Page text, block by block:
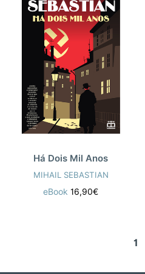
Há Dois Mil Anos
MIHAIL SEBASTIAN
eBook16,90€
1